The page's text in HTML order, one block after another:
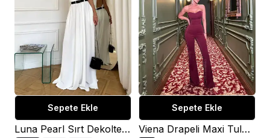
Sepete Ekle
Luna Pearl Sırt Dekolteli Tulum Beyaz
Sepete Ekle
Viena Drapeli Maxi Tulum - Bordo